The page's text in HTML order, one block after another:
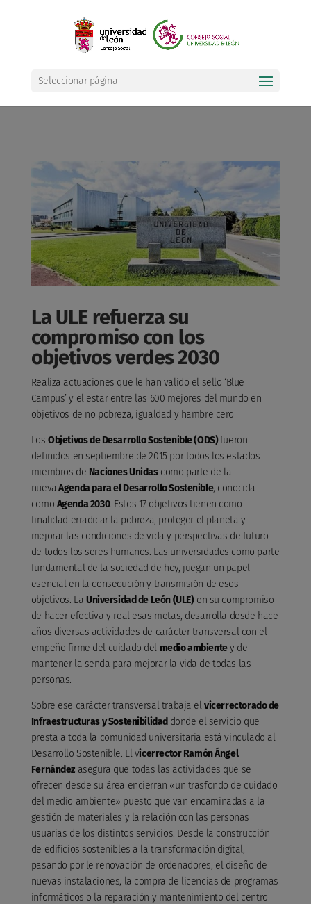
Seleccionar página
La ULE refuerza su
compromiso con los
objetivos verdes 2030
Realiza actuaciones que le han valido el sello ‘Blue
Campus’ y el estar entre las 600 mejores del mundo en
objetivos de no pobreza, igualdad y hambre cero
LosObjetivos de Desarrollo Sostenible (ODS)fueron
definidos en septiembre de 2015 por todos los estados
miembros de Naciones Unidascomo parte de la
nuevaAgenda para el Desarrollo Sostenible, conocida
como Agenda 2030. Estos 17 objetivos tienen como
finalidad erradicar la pobreza, proteger el planeta y
mejorar las condiciones de vida y perspectivas de futuro
de todos los seres humanos. Las universidades como parte
fundamental de la sociedad de hoy, juegan un papel
esencial en la consecución y transmisión de esos
objetivos. La Universidad de León (ULE)en su compromiso
de hacer efectiva y real esas metas, desarrolla desde hace
años diversas actividades de carácter transversal con el
empeño firme del cuidado del medio ambientey de
mantener la senda para mejorar la vida de todas las
personas.
Sobre ese carácter transversal trabaja elvicerrectorado de
Infraestructuras y Sostenibilidad donde el servicio que
presta a toda la comunidad universitaria está vinculado al
Desarrollo Sostenible. El vicerrector Ramón Ángel
Fernández asegura que todas las actividades que se
ofrecen desde su área encierran «un trasfondo de cuidado
del medio ambiente» puesto que van encaminadas a la
gestión de materiales y la relación con las personas
usuarias de los distintos servicios. Desde la construcción
de edificios sostenibles a la transformación digital,
pasando por le renovación de ordenadores, el diseño de
nuevas instalaciones, la compra de licencias de programas
informáticos o la reparación y mantenimiento del centro